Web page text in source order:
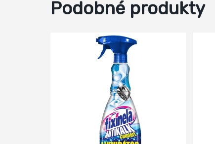
Podobné produkty